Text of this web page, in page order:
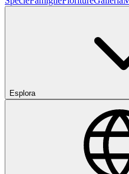
Esplora